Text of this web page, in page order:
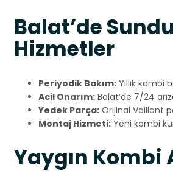
Balat’de
Hizmetler
Periyodik Bakım: Yıllık kombi
Acil Onarım: Balat’de 7/24
Yedek Parça: Orijinal Vaillant
Montaj Hizmeti: Yeni kombi
Yaygın Kombi